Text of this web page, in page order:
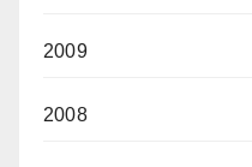
2009
2008